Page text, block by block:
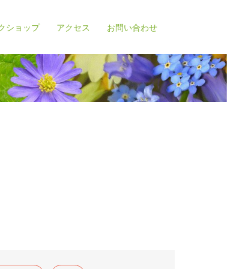
ショップ アクセス お問い合わせ